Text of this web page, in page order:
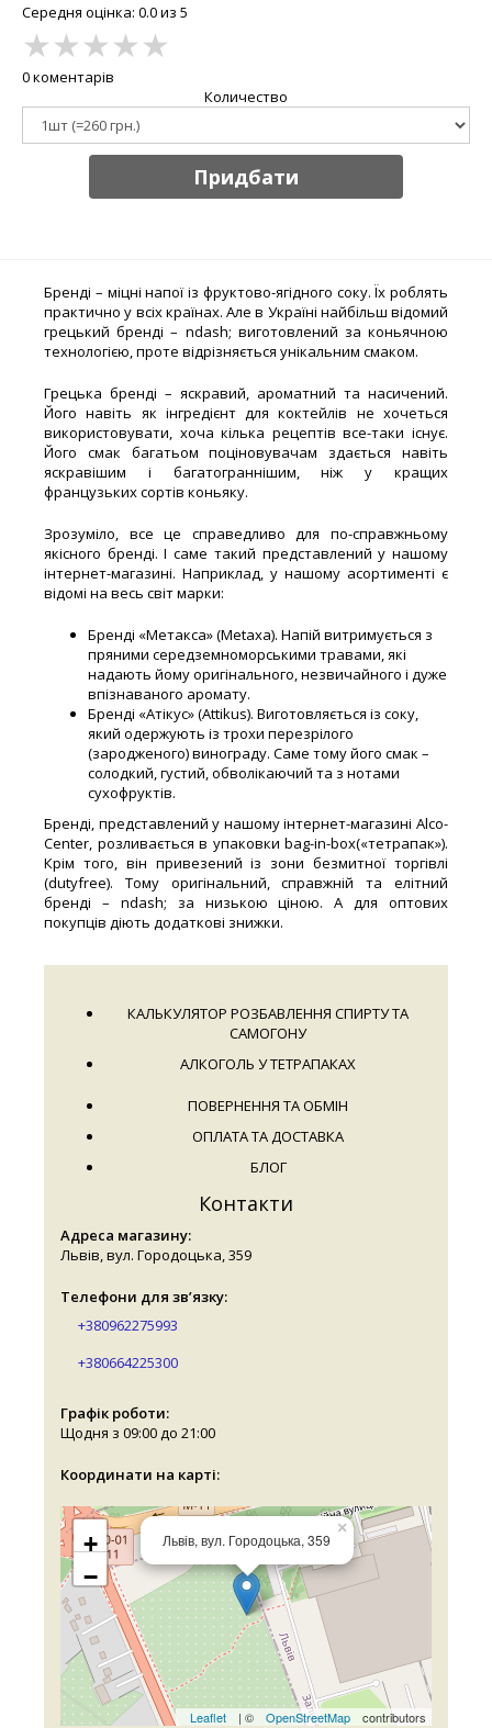
Середня оцінка: 0.0 из 5
★★★★★
0 коментарів
Количество
Придбати
Бренді – міцні напої із фруктово-ягідного соку. Їх роблять
практично у всіх країнах. Але в Україні найбільш відомий
грецький бренді – ndash; виготовлений за коньячною
технологією, проте відрізняється унікальним смаком.
Грецька бренді – яскравий, ароматний та насичений.
Його навіть як інгредієнт для коктейлів не хочеться
використовувати, хоча кілька рецептів все-таки існує.
Його смак багатьом поціновувачам здається навіть
яскравішим і багатограннішим, ніж у кращих
французьких сортів коньяку.
Зрозуміло, все це справедливо для по-справжньому
якісного бренді. І саме такий представлений у нашому
інтернет-магазині. Наприклад, у нашому асортименті є
відомі на весь світ марки:
Бренді «Метакса» (Metaxa). Напій витримується з
пряними середземноморськими травами, які
надають йому оригінального, незвичайного і дуже
впізнаваного аромату.
Бренді «Атікус» (Attikus). Виготовляється із соку,
який одержують із трохи перезрілого
(зародженого) винограду. Саме тому його смак –
солодкий, густий, обволікаючий та з нотами
сухофруктів.
Бренді, представлений у нашому інтернет-магазині Alco-
Center, розливається в упаковки bag-in-box(«тетрапак»).
Крім того, він привезений із зони безмитної торгівлі
(dutyfree). Тому оригінальний, справжній та елітний
бренді – ndash; за низькою ціною. А для оптових
покупців діють додаткові знижки.
КАЛЬКУЛЯТОР РОЗБАВЛЕННЯ СПИРТУ ТА
САМОГОНУ
АЛКОГОЛЬ У ТЕТРАПАКАХ
ПОВЕРНЕННЯ ТА ОБМІН
ОПЛАТА ТА ДОСТАВКА
БЛОГ
Контакти
Адреса магазину:
Львів, вул. Городоцька, 359
Телефони для зв’язку:
+380962275993
+380664225300
Графік роботи:
Щодня з 09:00 до 21:00
Координати на карті:
Львів, вул. Городоцька, 359
×
+
−
Leaflet | © OpenStreetMap contributors